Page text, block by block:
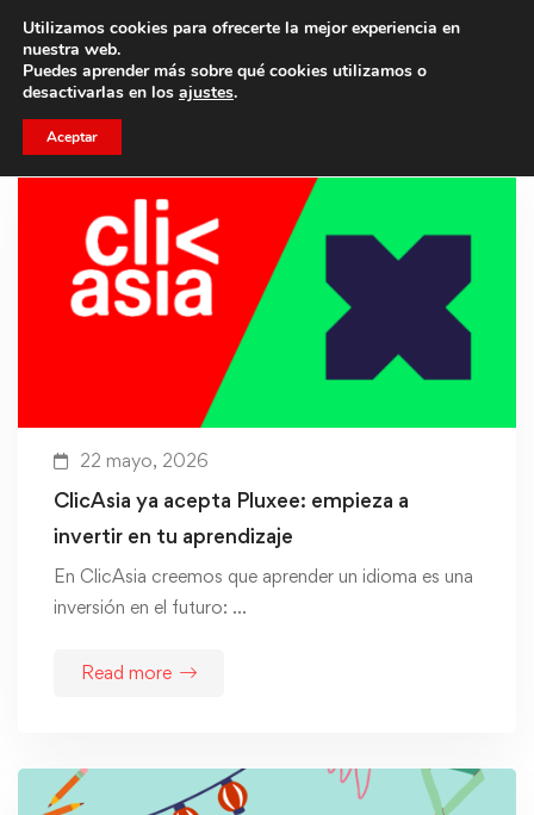
Trae a un amigo y llevaos un total de 75€ de descuento.
22 mayo, 2026
ClicAsia ya acepta Pluxee: empieza a
invertir en tu aprendizaje
En ClicAsia creemos que aprender un idioma es una
inversión en el futuro: …
Read more
Utilizamos cookies para ofrecerte la mejor experiencia en
nuestra web.
Puedes aprender más sobre qué cookies utilizamos o
desactivarlas en los ajustes.
Aceptar